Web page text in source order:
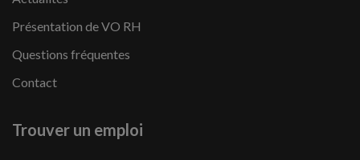
Présentation de VO RH
Questions fréquentes
Contact
Trouver un emploi